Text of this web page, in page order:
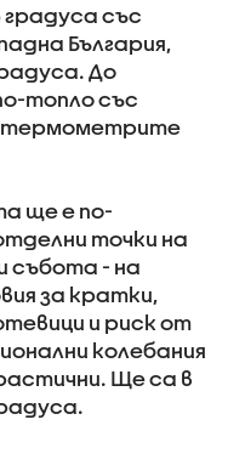
със
България,
До
топло със
термометрите
ще е по-
точки на
събота - на
за кратки,
и риск от
колебания
Ще са в